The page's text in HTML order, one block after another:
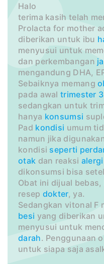
Halo
terima kasih telah
Prolacta for mother
diberikan untuk ibu
menyusui untuk
dan perkembangan
mengandung DHA,
Sebaiknya memang
pada awaltrimester 3
sedangkan untuk
hanya konsumsi
Pad kondisi umum
namun jika
kondisi seperti
otak dan reaksi alergi
dikonsumsi bisa
Obat ini dijual
resep dokter, ya.
Sedangkan vitonal F
besi yang diberikan
menyusui untuk
darah. Penggunaan
untuk siapa saja